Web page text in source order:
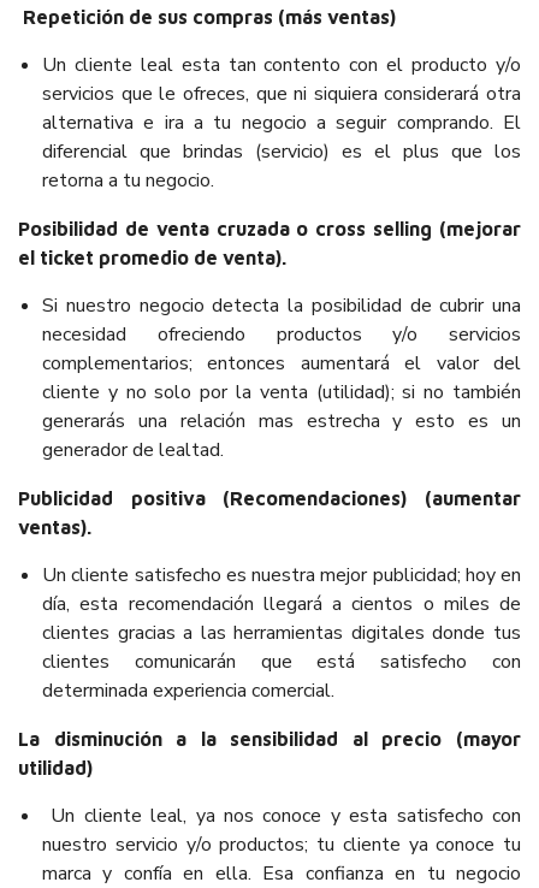
Repetición de sus compras (más ventas)
Un cliente leal esta tan contento con el producto y/o
servicios que le ofreces, que ni siquiera considerará otra
alternativa e ira a tu negocio a seguir comprando. El
diferencial que brindas (servicio) es el plus que los
retorna a tu negocio.
Posibilidad de venta cruzada o cross selling (mejorar
el ticket promedio de venta).
Si nuestro negocio detecta la posibilidad de cubrir una
necesidad ofreciendo productos y/o servicios
complementarios; entonces aumentará el valor del
cliente y no solo por la venta (utilidad); si no también
generarás una relación mas estrecha y esto es un
generador de lealtad.
Publicidad positiva (Recomendaciones) (aumentar
ventas).
Un cliente satisfecho es nuestra mejor publicidad; hoy en
día, esta recomendación llegará a cientos o miles de
clientes gracias a las herramientas digitales donde tus
clientes comunicarán que está satisfecho con
determinada experiencia comercial.
La disminución a la sensibilidad al precio (mayor
utilidad)
Un cliente leal, ya nos conoce y esta satisfecho con
nuestro servicio y/o productos; tu cliente ya conoce tu
marca y confía en ella. Esa confianza en tu negocio